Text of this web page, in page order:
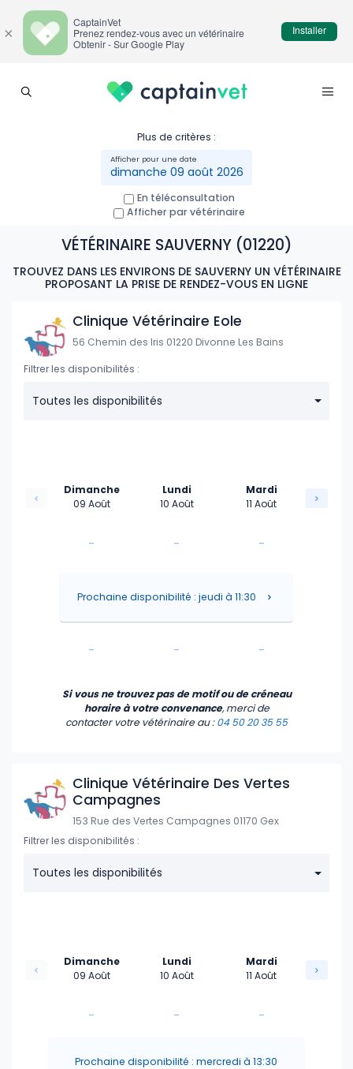
Plus de critères :
dimanche 09 août 2026
En téléconsultation
Afficher par vétérinaire
VÉTÉRINAIRE SAUVERNY (01220)
TROUVEZ DANS LES ENVIRONS DE SAUVERNY UN VÉTÉRINAIRE
PROPOSANT LA PRISE DE RENDEZ-VOUS EN LIGNE
Clinique Vétérinaire Eole
56 Chemin des Iris 01220 Divonne Les Bains
Filtrer les disponibilités :
Toutes les disponibilités
Dimanche
09 Août
-
-
Lundi
10 Août
-
-
Mardi
11 Août
-
-
Prochaine disponibilité : jeudi à 11:30
Si vous ne trouvez pas de motif ou de créneau
horaire à votre convenance, merci de
contacter votre vétérinaire au :04 50 20 35 55
Clinique Vétérinaire Des Vertes
Campagnes
153 Rue des Vertes Campagnes 01170 Gex
Filtrer les disponibilités :
Toutes les disponibilités
Dimanche
09 Août
-
Lundi
10 Août
-
Mardi
11 Août
-
Prochaine disponibilité : mercredi à 13:30
×
CaptainVet
Prenez rendez-vous avec un vétérinaire
Obtenir - Sur Google Play
Installer